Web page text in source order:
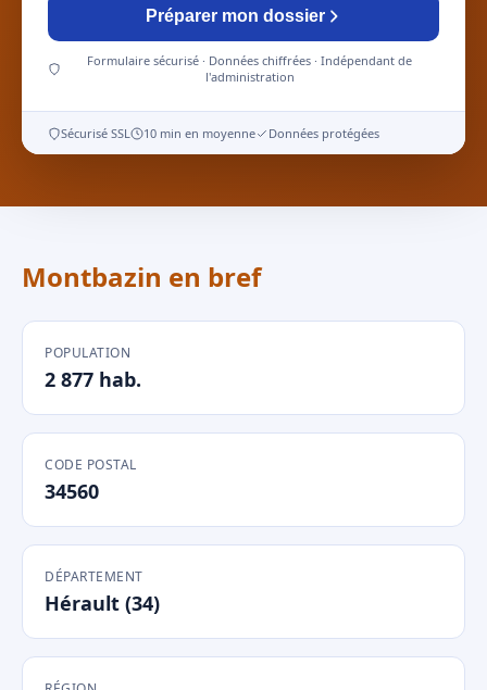
Préparer mon dossier
Formulaire sécurisé · Données chiffrées · Indépendant de
l'administration
Sécurisé SSL 10 min en moyenne Données protégées
Montbazin en bref
POPULATION
2 877 hab.
CODE POSTAL
34560
DÉPARTEMENT
Hérault (34)